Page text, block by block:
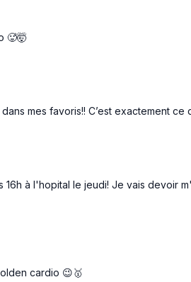
🥵🤯
mes favoris!! C’est exactement ce
16h à l'hopital le jeudi! Je vais
cardio 😉🥇